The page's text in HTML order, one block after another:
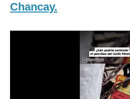
Club del Suscriptor
Mix
Chancay.